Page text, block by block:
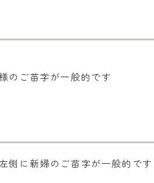
のご苗字が一般的です
側に新婦のご苗字が一般的です